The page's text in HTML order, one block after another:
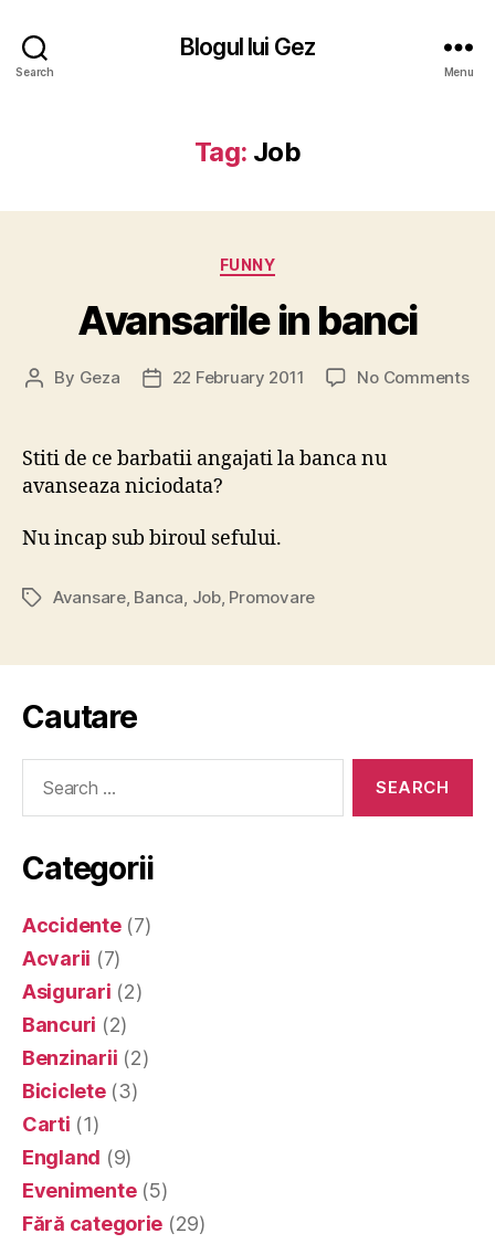
Search
Blogul lui Gez
Menu
Tag: Job
Categories
FUNNY
Avansarile in banci
Post
By Geza
Post22 February 2011 No Commentson
Stiti de ce barbatii angajati la banca nu
avanseaza niciodata?
Nu incap sub biroul sefului.
TagsAvansare, Banca, Job, Promovare
Cautare
Categorii
Accidente(7)
Acvarii (7)
Asigurari (2)
Bancuri (2)
Benzinarii (2)
Biciclete(3)
Carti (1)
England (9)
Evenimente(5)
Fără categorie (29)